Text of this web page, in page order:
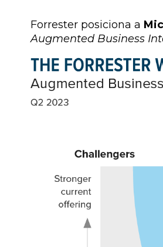
Forrester posiciona a
Augmented Business